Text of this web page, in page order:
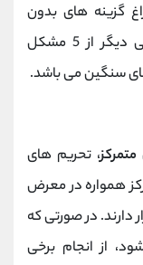
گزینه های بدون
مالیات بروند. بنابراین می توان گفت یکی دیگر از 5 مشکل
سنگین می باشد.
، تحریم های
همواره در معرض
در صورتی که
از انجام برخی